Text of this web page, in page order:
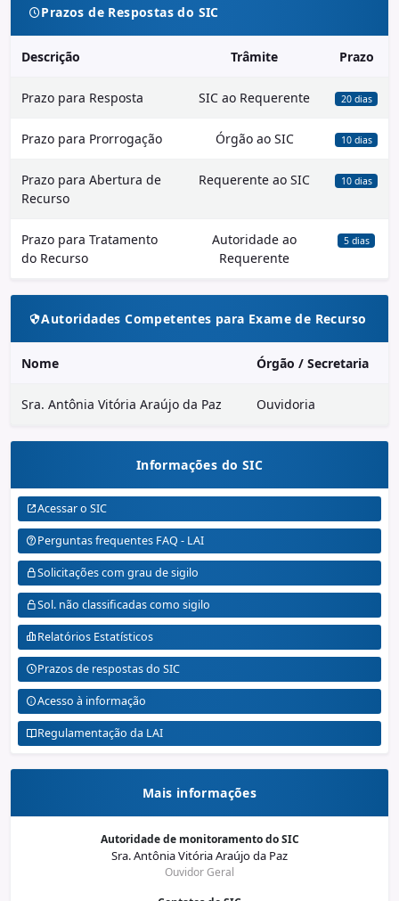
Prazos de Respostas do SIC
Descrição Trâmite Prazo
Prazo para Resposta SIC ao Requerente 20 dias
Prazo para Prorrogação Órgão ao SIC 10 dias
Prazo para Abertura de
Recurso
Requerente ao SIC 10 dias
Prazo para Tratamento
do Recurso
Autoridade ao
Requerente
5 dias
Autoridades Competentes para Exame de Recurso
Nome Órgão / Secretaria
Sra. Antônia Vitória Araújo da Paz Ouvidoria
Informações do SIC
Acessar o SIC
Perguntas frequentes FAQ - LAI
Solicitações com grau de sigilo
Sol. não classificadas como sigilo
Relatórios Estatísticos
Prazos de respostas do SIC
Acesso à informação
Regulamentação da LAI
Mais informações
Autoridade de monitoramento do SIC
Sra. Antônia Vitória Araújo da Paz
Ouvidor Geral